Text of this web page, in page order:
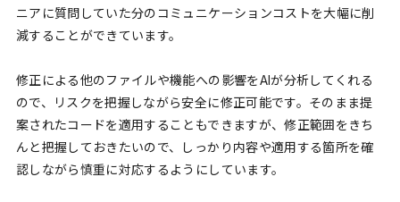
ニアに質問していた分のコミュニケーションコストを大幅に削
減することができています。
修正による他のファイルや機能への影響をAIが分析してくれる
ので、リスクを把握しながら安全に修正可能です。そのまま提
案されたコードを適用することもできますが、修正範囲をきち
んと把握しておきたいので、しっかり内容や適用する箇所を確
認しながら慎重に対応するようにしています。